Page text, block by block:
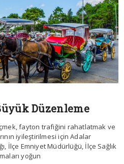
Düzenleme
fayton trafiğini rahatlatmak ve
iyileştirilmesi için Adalar
İlçe Emniyet Müdürlüğü, İlçe Sağlık
yoğun